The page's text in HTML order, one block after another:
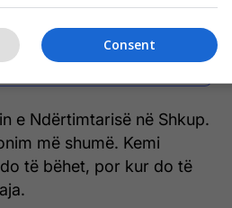
marrëdhëniet
me Qeverinë, si
- Prizren
e Ndërtimtarisë në Shkup.
më shumë. Kemi
të bëhet, por kur do të
Consent